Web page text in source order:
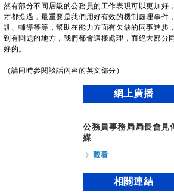
然有部分不同層級的公務員的工作表現可以更加好
才都提過，最重要是我們用好有效的機制處理事件
訓、輔導等等，幫助在能力方面有欠缺的同事進步
到有問題的地方，我們都會這樣處理，而絕大部分
好的。
（請同時參閱談話內容的英文部分）
網上廣播
公務員事務局局長會見
媒
觀看
相關連結